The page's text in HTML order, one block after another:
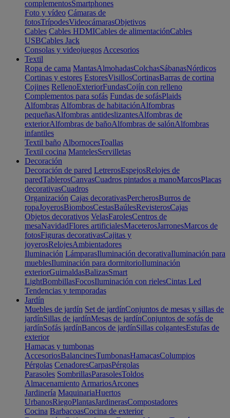
complementosSmartphones
Foto y vídeo Cámaras de
fotosTrípodesVideocámarasObjetivos
Cables Cables HDMICables de alimentaciónCables
USBCables Jack
Consolas y videojuegos Accesorios
Textil
Ropa de cama MantasAlmohadasColchasSábanasNórdicos
Cortinas y estores EstoresVisillosCortinasBarras de cortina
Cojines RellenoExteriorFundasCojín con relleno
Complementos para sofás Fundas de sofásPlaids
Alfombras Alfombras de habitaciónAlfombras
pequeñasAlfombras antideslizantesAlfombras de
exteriorAlfombras de bañoAlfombras de salónAlfombras
infantiles
Textil baño AlbornocesToallas
Textil cocina MantelesServilletas
Decoración
Decoración de pared LetrerosEspejosRelojes de
paredTablerosCanvasCuadros pintados a manoMarcosPlacas
decorativasCuadros
Organización Cajas decorativasPercherosBurros de
ropaJoyerosBiombosCestasBaúlesRevisterosCajas
Objetos decorativos VelasFarolesCentros de
mesaNavidadFlores artificialesMaceterosJarronesMarcos de
fotosFiguras decorativasCajitas y
joyerosRelojesAmbientadores
Iluminación LámparasIluminación decorativaIluminación para
mueblesIluminación para dormitorioIluminación
exteriorGuirnaldasBalizasSmart
LightBombillasFocosIluminación con rielesCintas Led
Tendencias y temporadas
Jardín
Muebles de jardín Set de jardínConjuntos de mesas y sillas de
jardínSillas de jardínMesas de jardínConjuntos de sofás de
jardínSofás jardínBancos de jardínSillas colgantesEstufas de
exterior
Hamacas y tumbonas
AccesoriosBalancinesTumbonasHamacasColumpios
Pérgolas CenadoresCarpasPérgolas
Parasoles SombrillasParasolesToldos
Almacenamiento ArmariosArcones
Jardinería MaquinariaHuertos
UrbanosRiegoPlantasJardinerasCompostadores
Cocina BarbacoasCocina de exterior